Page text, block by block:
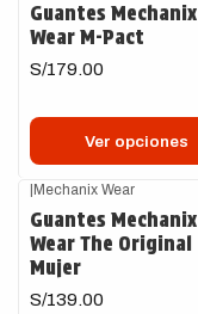
Guantes Mechanix
Wear M-Pact
S/179.00
Ver opciones
|Mechanix Wear
Guantes Mechanix
Wear The Original
Mujer
S/139.00